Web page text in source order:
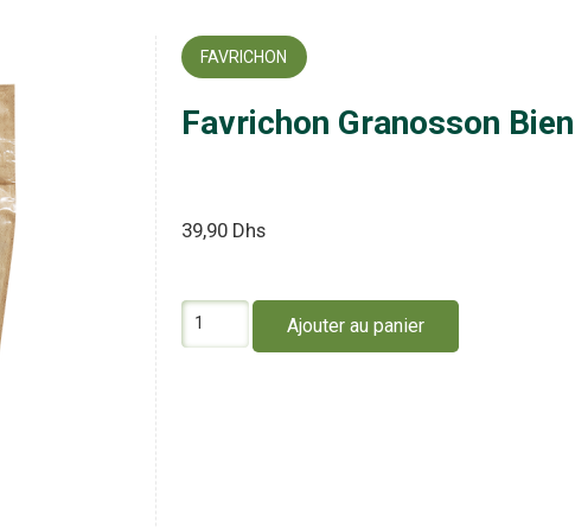
FAVRICHON
Favrichon Granosson
39,90 Dhs
quantité
de
Ajouter au panier